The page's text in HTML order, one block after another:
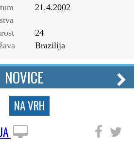
21.4.2002
24
Brazilija
NOVICE
NA VRH